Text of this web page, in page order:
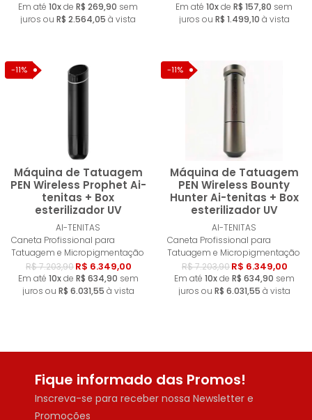
Em até 10xde R$ 269,90 sem
juros ou R$ 2.564,05 à vista
Em até 10xde R$ 157,80 sem
juros ou R$ 1.499,10 à vista
-11%
Máquina de Tatuagem
PEN Wireless Prophet Ai-
tenitas + Box
esterilizador UV
AI-TENITAS
Caneta Profissional para
Tatuagem e Micropigmentação
R$ 7.203,90R$ 6.349,00
Em até 10xde R$ 634,90 sem
juros ou R$ 6.031,55 à vista
Esgotado
-11%
Máquina de Tatuagem
PEN Wireless Bounty
Hunter Ai-tenitas + Box
esterilizador UV
AI-TENITAS
Caneta Profissional para
Tatuagem e Micropigmentação
R$ 7.203,90R$ 6.349,00
Em até 10xde R$ 634,90 sem
juros ou R$ 6.031,55 à vista
Fique informado das Promos!
Inscreva-se para receber nossa Newsletter e
Promoções